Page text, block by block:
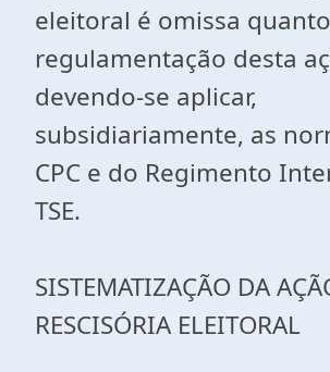
eleitoral é omissa
regulamentação desta
devendo-se aplicar,
subsidiariamente, as
CPC e do Regimento
TSE.
SISTEMATIZAÇÃO DA
RESCISÓRIA ELEITORAL